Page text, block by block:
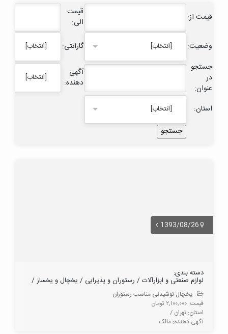
قیمت از:
قیمت
الی:
وضعیت:
[انتخاب] گارانتی: [انتخاب]
جستجو
در
عنوان:
آگهی
دهنده:
[انتخاب]
استان: [انتخاب]
1393/08/26
دسته بندی:
لوازم صنعتی و ابزارآلات / رستوران و پذیرایی / یخچال و یخساز /
یخچال نوشیدنی مناسب رستوران
قیمت: ۲,۱۰۰,۰۰۰ تومان
استان: تهران /
آگهی دهنده: مالک